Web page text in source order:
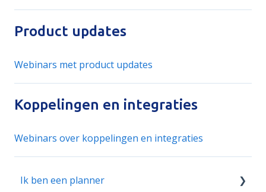
Product updates
Webinars met product updates
Koppelingen en integraties
Webinars over koppelingen en integraties
Ik ben een planner